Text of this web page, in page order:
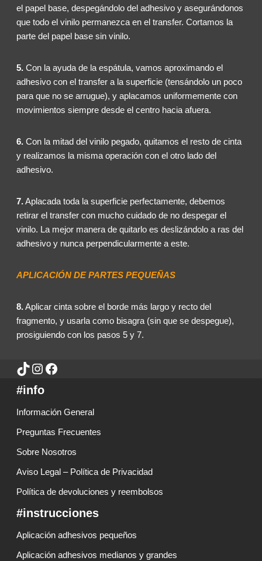
el papel base, despegándolo del adhesivo y asegurándonos
que todo el vinilo permanezca en el transfer. Cortamos la
parte del papel base sin vinilo.
5.Con la ayuda de la espátula, vamos aproximando el
adhesivo con el transfer a la superficie (tensándolo un poco
para que no se arrugue), y aplacamos uniformemente con
movimientos siempre desde el centro hacia afuera.
6.Con la mitad del vinilo pegado, quitamos el resto de cinta
y realizamos la misma operación con el otro lado del
adhesivo.
7.Aplacada toda la superficie perfectamente, debemos
retirar el transfer con mucho cuidado de no despegar el
vinilo. La mejor manera de quitarlo es deslizándolo a ras del
adhesivo y nunca perpendicularmente a este.
APLICACIÓN DE PARTES PEQUEÑAS
8.Aplicar cinta sobre el borde más largo y recto del
fragmento, y usarla como bisagra (sin que se despegue),
prosiguiendo con los pasos 5 y 7.
#info
Información General
Preguntas Frecuentes
Sobre Nosotros
Aviso Legal – Política de Privacidad
Política de devoluciones y reembolsos
#instrucciones
Aplicación adhesivos pequeños
Aplicación adhesivos medianos y grandes